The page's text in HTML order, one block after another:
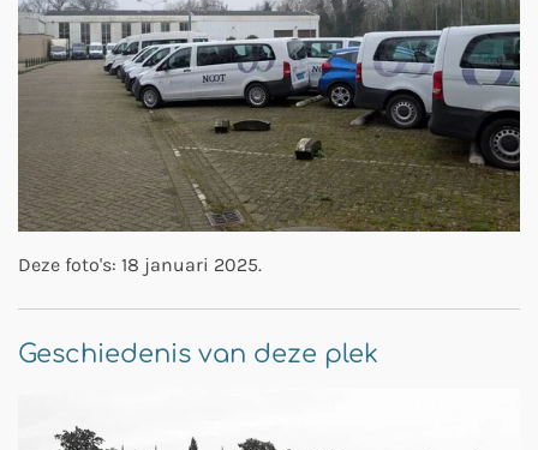
Deze foto's: 18 januari 2025.
Geschiedenis van deze plek